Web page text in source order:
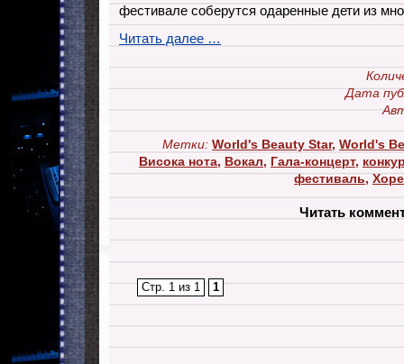
фестивале соберутся одаренные дети из
Читать далее …
Дата
Метки: World's Beauty Star, World's
Висока нота, Вокал, Гала-концерт,
фестиваль,
Читать
Стр. 1 из 1 1